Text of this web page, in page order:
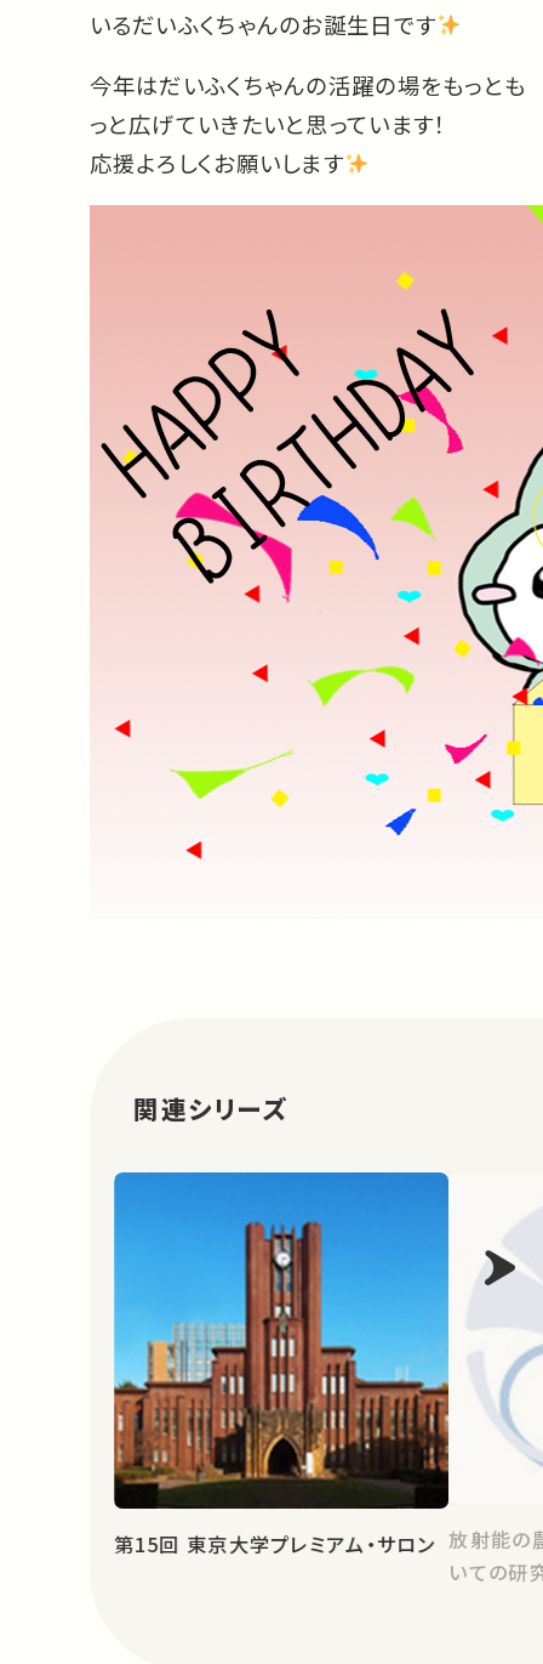
いるだいふくちゃんのお誕生日です
今年はだいふくちゃんの活躍の場をもっとも
っと広げていきたいと思っています！
応援よろしくお願いします
関連シリーズ
第15回 東京大学プレミアム・サロン 放射能の
いての研